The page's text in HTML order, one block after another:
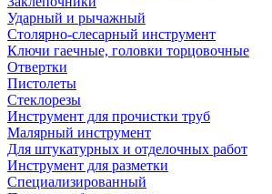
Ударный и рычажный
Столярно-слесарный инструмент
Ключи гаечные, головки торцовочные
Отвертки
Пистолеты
Стеклорезы
Инструмент для прочистки труб
Малярный инструмент
Для штукатурных и отделочных работ
Инструмент для разметки
Специализированный